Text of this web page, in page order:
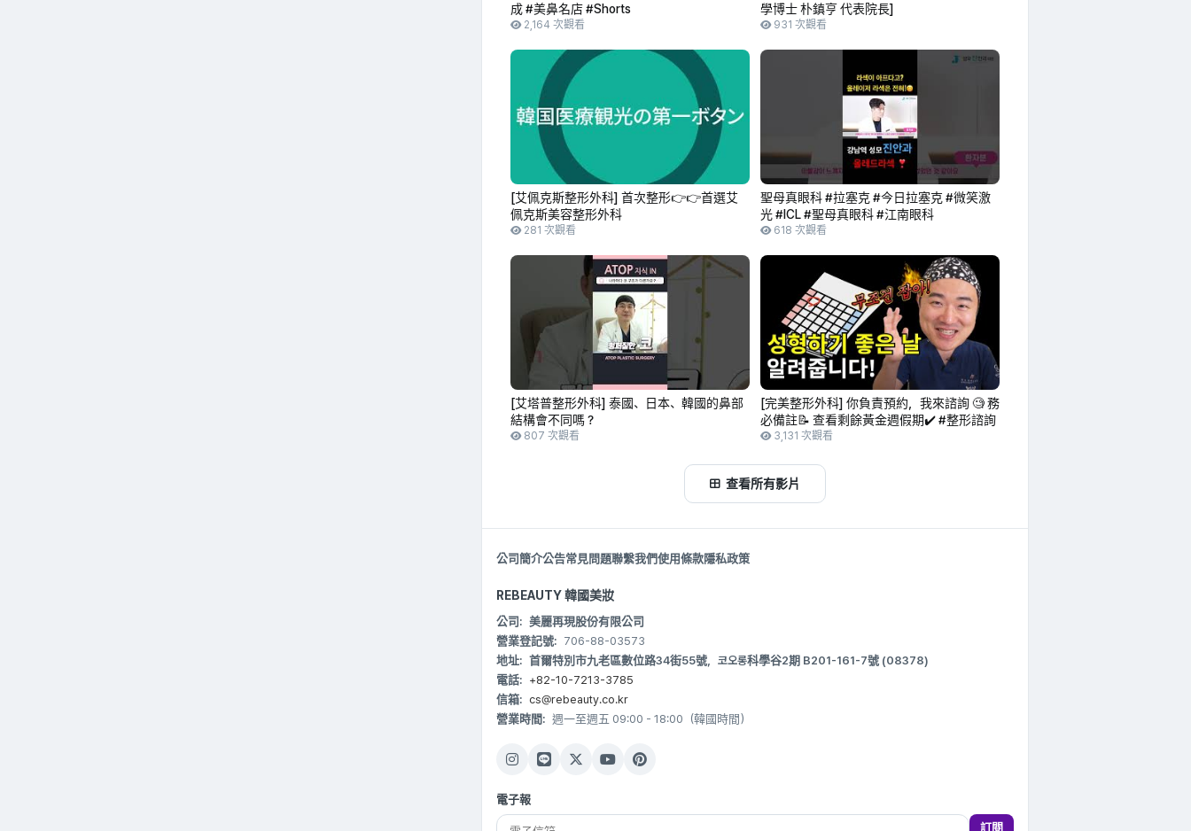
成 #美鼻名店 #Shorts
2,164 次觀看
學博士 朴鎮亨 代表院長]
931 次觀看
[艾佩克斯整形外科] 首次整形👉👉首選艾
佩克斯美容整形外科
281 次觀看
聖母真眼科 #拉塞克 #今日拉塞克 #微笑激
光 #ICL #聖母真眼科 #江南眼科
618 次觀看
[艾塔普整形外科] 泰國、日本、韓國的鼻部
結構會不同嗎？
807 次觀看
[完美整形外科] 你負責預約，我來諮詢 🧐 務
必備註📝 查看剩餘黃金週假期✔️ #整形諮詢
3,131 次觀看
查看所有影片
公司簡介公告常見問題聯繫我們使用條款隱私政策
REBEAUTY 韓國美妝
公司: 美麗再現股份有限公司
營業登記號: 706-88-03573
地址: 首爾特別市九老區數位路34街55號，코오롱科學谷2期 B201-161-7號 (08378)
電話: +82-10-7213-3785
信箱: cs@rebeauty.co.kr
營業時間: 週一至週五 09:00 - 18:00（韓國時間）
電子報
訂閱